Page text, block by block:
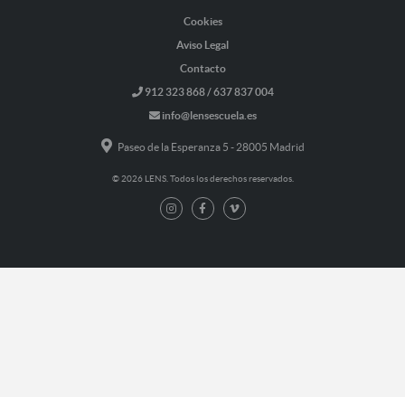
Cookies
Aviso Legal
Contacto
912 323 868 / 637 837 004
info@lensescuela.es
Paseo de la Esperanza 5 - 28005 Madrid
© 2026 LENS. Todos los derechos reservados.